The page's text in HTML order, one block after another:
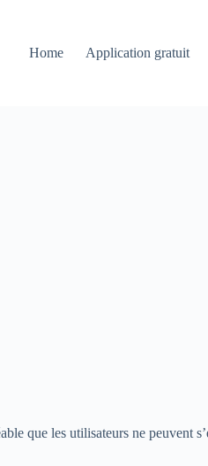
Home Application gratuit
que les utilisateurs ne peuvent